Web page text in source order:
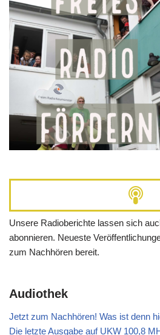
Unsere Radioberichte lassen sich
abonnieren. Neueste
zum Nachhören bereit.
Audiothek
Jetzt zum Nachhören! Was ist denn
Die letzte Ausgabe auf UKW 100,8